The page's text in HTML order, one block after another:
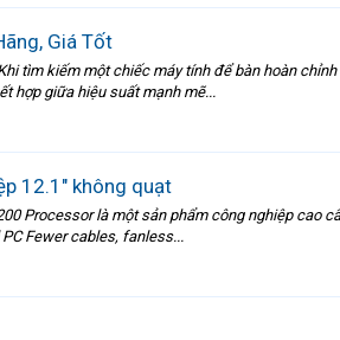
Giá Tốt
tìm kiếm một chiếc máy tính để bàn hoàn
hợp giữa hiệu suất mạnh mẽ...
12.1" không quạt
Processor là một sản phẩm công nghiệp cao
Fewer cables, fanless...